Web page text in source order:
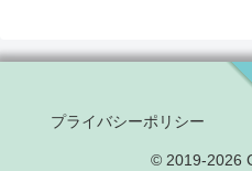
プライバシーポリシー
© 2019-2026